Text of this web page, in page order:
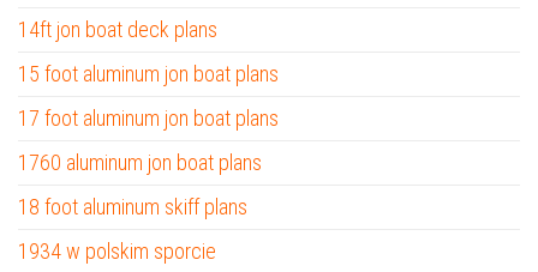
14ft jon boat deck plans
15 foot aluminum jon boat plans
17 foot aluminum jon boat plans
1760 aluminum jon boat plans
18 foot aluminum skiff plans
1934 w polskim sporcie